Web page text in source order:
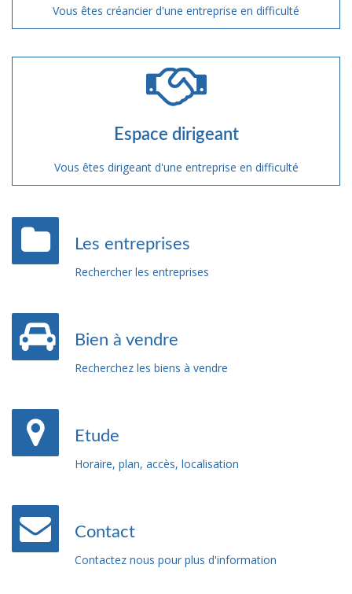
Vous êtes créancier d'une entreprise en difficulté
Espace dirigeant
Vous êtes dirigeant d'une entreprise en difficulté
Les entreprises
Rechercher les entreprises
Bien à vendre
Recherchez les biens à vendre
Etude
Horaire, plan, accès, localisation
Contact
Contactez nous pour plus d'information